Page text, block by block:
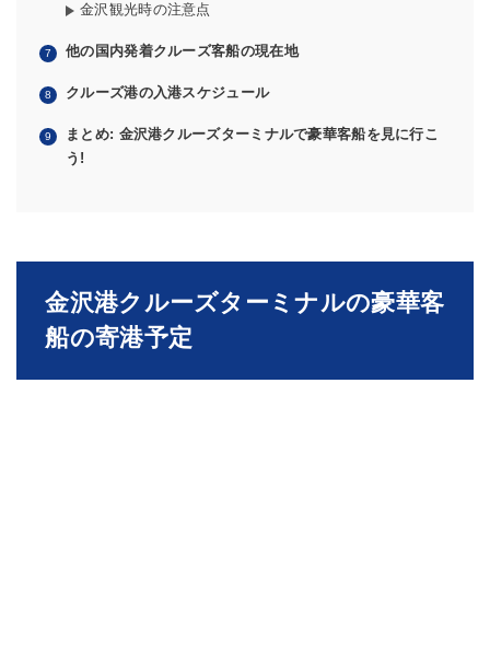
金沢観光時の注意点
他の国内発着クルーズ客船の現在地
クルーズ港の入港スケジュール
まとめ: 金沢港クルーズターミナルで豪華客船を見に行こ
う!
金沢港クルーズターミナルの豪華客
船の寄港予定